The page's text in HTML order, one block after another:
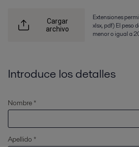
Cargar
archivo
Extensiones
xlsx, pdf) El peso
menor o igual a
Introduce los detalles
Nombre *
Apellido *